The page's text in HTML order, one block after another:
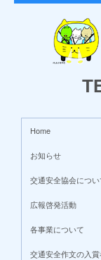
Home
お知らせ
交通安全協会につい
広報啓発活動
各事業について
交通安全作文の入